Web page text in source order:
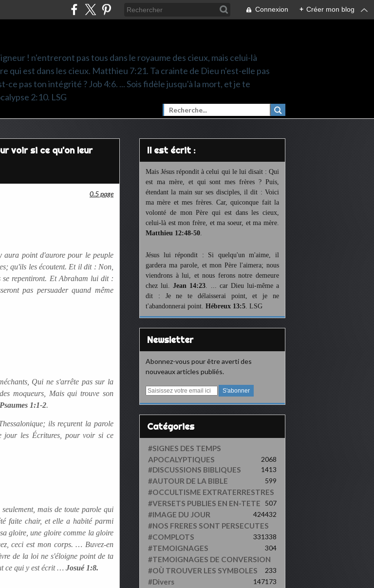
Connexion + Créer mon blog
! n'entreront pas tous dans le royaume des cieux, mais celui-là
qui est dans les cieux. Matthieu 7:21. Ta crainte de Dieu n'est-elle pas
ce pas ton intégrité ? Job 4:6. ... Sois fidèle jusqu'à la mort, et je te
2:10. LSG
voir si ce qu'on leur
0.5 page
point d'aurore pour le peuple
qu'ils les écoutent. Et il dit : Non,
se repentiront. Et Abraham lui dit :
pas persuader quand même
Qui ne s'arrête pas sur la
moqueurs, Mais qui trouve son
Psaumes 1:1-2.
ils reçurent la parole
jour les Écritures, pour voir si ce
mais de toute parole qui
faite chair, et elle a habité parmi
gloire, une gloire comme la gloire
ceci est mon corps. … Buvez-en
de la loi ne s'éloigne point de ta
ce qui y est écrit … Josué 1:8.
Il est écrit :
Mais Jésus répondit à celui qui le lui disait : Qui
est ma mère, et qui sont mes frères ? Puis,
étendant la main sur ses disciples, il dit : Voici
ma mère et mes frères. Car, quiconque fait la
volonté de mon Père qui est dans les cieux,
celui-là est mon frère, et ma soeur, et ma mère.
Matthieu 12:48-50.
Jésus lui répondit : Si quelqu'un m'aime, il
gardera ma parole, et mon Père l'aimera; nous
viendrons à lui, et nous ferons notre demeure
chez lui.Jean 14:23. ... car Dieu lui-même a
dit : Je ne te délaisserai point, et je ne
t'abandonnerai point. Hébreux 13:5. LSG
Newsletter
Abonnez-vous pour être averti des
nouveaux articles publiés.
E
a
i
Catégories
#SIGNES DES TEMPS
APOCALYPTIQUES 2068
#DISCUSSIONS BIBLIQUES 1413
#AUTOUR DE LA BIBLE 599
#OCCULTISME EXTRATERRESTRES
507
#VERSETS PUBLIES EN EN-TETE
432
#IMAGE DU JOUR 424
#NOS FRERES SONT PERSECUTES
338
#COMPLOTS 331
#TEMOIGNAGES 304
#TEMOIGNAGES DE CONVERSION
233
#OÙ TROUVER LES SYMBOLES
173
#Divers 147